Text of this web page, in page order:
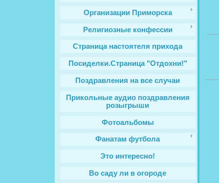
Организации Приморска
Религиозные конфессии
Cтраница настоятеля прихода
Посиделки.Страница "Отдохни!"
Поздравления на все случаи
Прикольные аудио поздравления
розыгрыши
Фотоальбомы
Фанатам футбола
Это интересно!
Во саду ли в огороде